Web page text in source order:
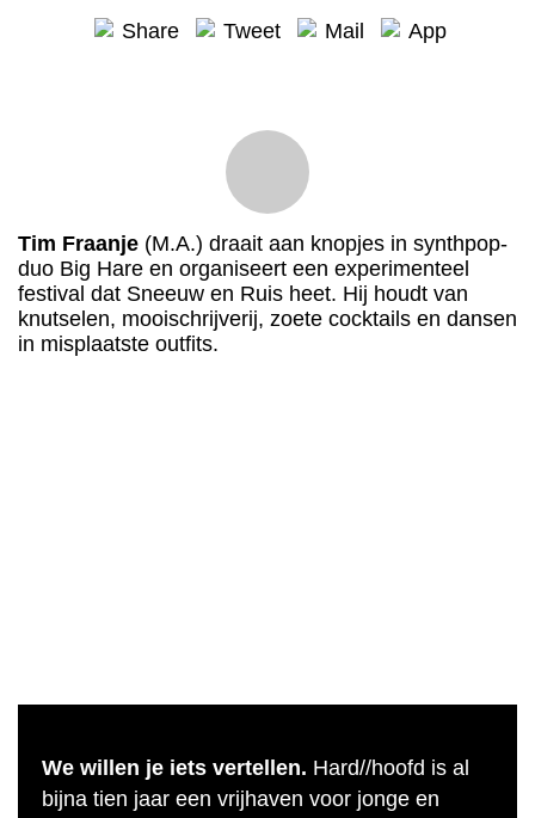
Share Tweet Mail App
Tim Fraanje (M.A.) draait aan knopjes in synthpop-
duo Big Hare en organiseert een experimenteel
festival dat Sneeuw en Ruis heet. Hij houdt van
knutselen, mooischrijverij, zoete cocktails en dansen
in misplaatste outfits.
We willen je iets vertellen. Hard//hoofd is al
bijna tien jaar een vrijhaven voor jonge en